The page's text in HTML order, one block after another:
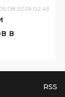
08 2026 02:43
в
RSS